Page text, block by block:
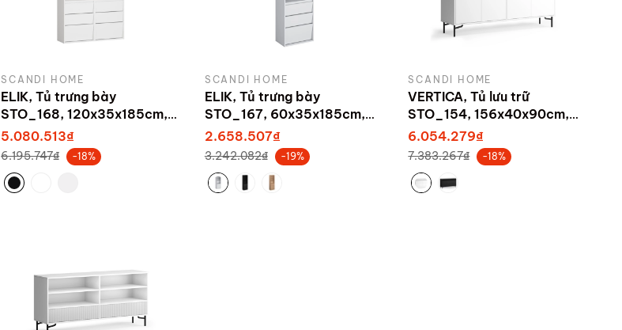
SCANDI HOME
ELIK, Tủ trưng bày
STO_168, 120x35x185cm,
sản xuất bởi Scandi Home
5.080.513₫
6.195.747₫ -18%
SCANDI HOME
ELIK, Tủ trưng bày
STO_167, 60x35x185cm,
sản xuất bởi Scandi Home
2.658.507₫
3.242.082₫ -19%
SCANDI HOME
VERTICA, Tủ lưu trữ
STO_154, 156x40x90cm,
sản xuất bởi Scandi Home
6.054.279₫
7.383.267₫ -18%